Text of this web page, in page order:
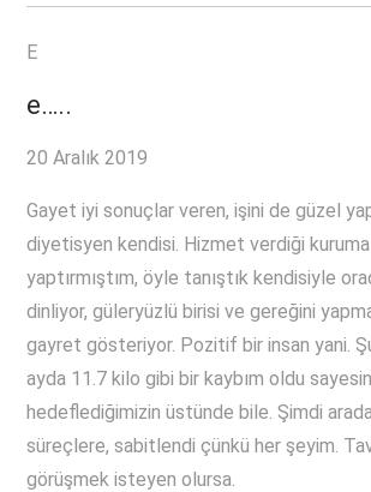
E
e…..
20 Aralık 2019
Gayet iyi sonuçlar veren, işini de güzel
diyetisyen kendisi. Hizmet verdiği
yaptırmıştım, öyle tanıştık kendisiyle
dinliyor, güleryüzlü birisi ve gereğini
gayret gösteriyor. Pozitif bir insan yani.
ayda 11.7 kilo gibi bir kaybım oldu
hedeflediğimizin üstünde bile. Şimdi
süreçlere, sabitlendi çünkü her şeyim.
görüşmek isteyen olursa.